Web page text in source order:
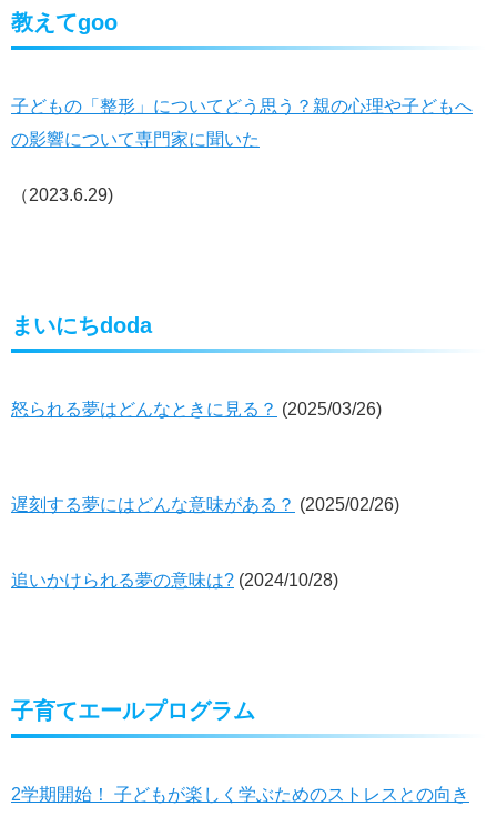
教えてgoo
子どもの「整形」についてどう思う？親の心理や子どもへ
の影響について専門家に聞いた
（2023.6.29)
まいにちdoda
怒られる夢はどんなときに見る？ (2025/03/26)
遅刻する夢にはどんな意味がある？ (2025/02/26)
追いかけられる夢の意味は? (2024/10/28)
子育てエールプログラム
2学期開始！ 子どもが楽しく学ぶためのストレスとの向き